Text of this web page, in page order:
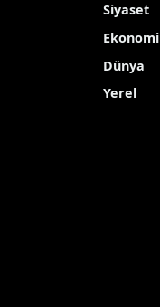
Siyaset
Ekonomi
Dünya
Yerel